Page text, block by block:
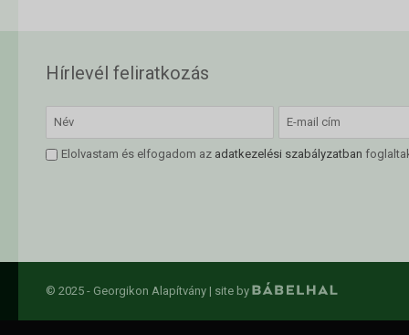
Hírlevél feliratkozás
Elolvastam és elfogadom az adatkezelési szabályzatban
© 2025 - Georgikon Alapítvány | site by